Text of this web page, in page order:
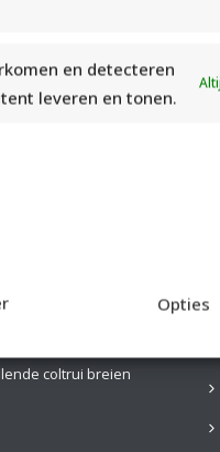
en detecteren
leveren en tonen.
Opties
coltrui breien